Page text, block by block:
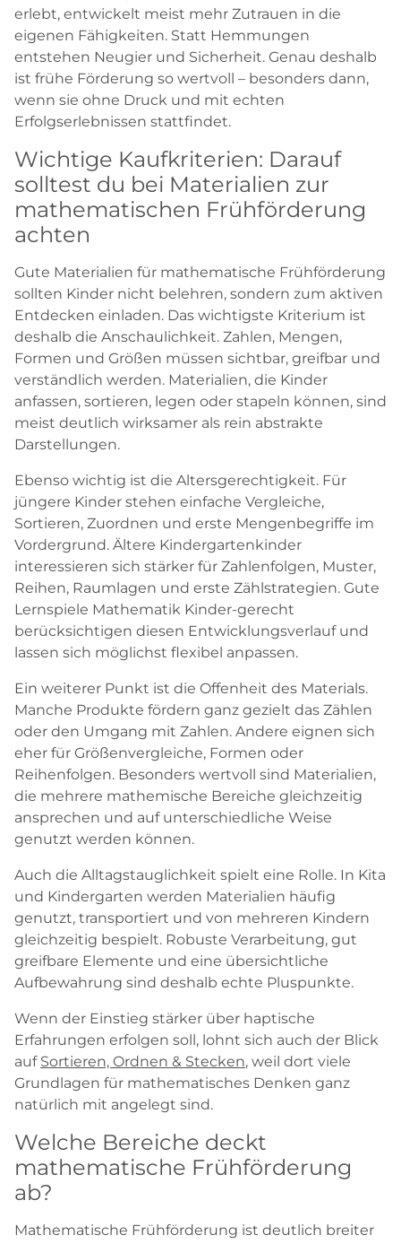
erlebt, entwickelt meist mehr Zutrauen in die
eigenen Fähigkeiten. Statt Hemmungen
entstehen Neugier und Sicherheit. Genau deshalb
ist frühe Förderung so wertvoll – besonders dann,
wenn sie ohne Druck und mit echten
Erfolgserlebnissen stattfindet.
Wichtige Kaufkriterien: Darauf
solltest du bei Materialien zur
mathematischen Frühförderung
achten
Gute Materialien für mathematische Frühförderung
sollten Kinder nicht belehren, sondern zum aktiven
Entdecken einladen. Das wichtigste Kriterium ist
deshalb die Anschaulichkeit. Zahlen, Mengen,
Formen und Größen müssen sichtbar, greifbar und
verständlich werden. Materialien, die Kinder
anfassen, sortieren, legen oder stapeln können, sind
meist deutlich wirksamer als rein abstrakte
Darstellungen.
Ebenso wichtig ist die Altersgerechtigkeit. Für
jüngere Kinder stehen einfache Vergleiche,
Sortieren, Zuordnen und erste Mengenbegriffe im
Vordergrund. Ältere Kindergartenkinder
interessieren sich stärker für Zahlenfolgen, Muster,
Reihen, Raumlagen und erste Zählstrategien. Gute
Lernspiele Mathematik Kinder-gerecht
berücksichtigen diesen Entwicklungsverlauf und
lassen sich möglichst flexibel anpassen.
Ein weiterer Punkt ist die Offenheit des Materials.
Manche Produkte fördern ganz gezielt das Zählen
oder den Umgang mit Zahlen. Andere eignen sich
eher für Größenvergleiche, Formen oder
Reihenfolgen. Besonders wertvoll sind Materialien,
die mehrere mathemische Bereiche gleichzeitig
ansprechen und auf unterschiedliche Weise
genutzt werden können.
Auch die Alltagstauglichkeit spielt eine Rolle. In Kita
und Kindergarten werden Materialien häufig
genutzt, transportiert und von mehreren Kindern
gleichzeitig bespielt. Robuste Verarbeitung, gut
greifbare Elemente und eine übersichtliche
Aufbewahrung sind deshalb echte Pluspunkte.
Wenn der Einstieg stärker über haptische
Erfahrungen erfolgen soll, lohnt sich auch der Blick
auf Sortieren, Ordnen & Stecken, weil dort viele
Grundlagen für mathematisches Denken ganz
natürlich mit angelegt sind.
Welche Bereiche deckt
mathematische Frühförderung
ab?
Mathematische Frühförderung ist deutlich breiter